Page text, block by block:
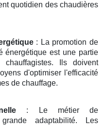
quotidien des chaudières
: La promotion de
énergétique est une partie
Ils doivent
d'optimiser l'efficacité
de chauffage.
: Le métier de
adaptabilité. Les